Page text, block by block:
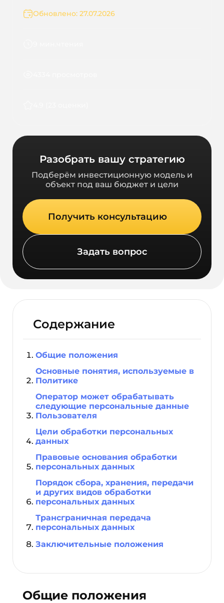
Обновлено: 27.07.2026
Разобрать вашу стратегию
Подберём инвестиционную модель и
объект под ваш бюджет и цели
Получить консультацию
Задать вопрос
Содержание
Общие положения
Основные понятия, используемые в
Политике
Оператор может обрабатывать
следующие персональные данные
Пользователя
Цели обработки персональных
данных
Правовые основания обработки
персональных данных
Порядок сбора, хранения, передачи
и других видов обработки
персональных данных
Трансграничная передача
персональных данных
Заключительные положения
Общие положения